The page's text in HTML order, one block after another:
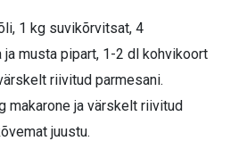
1 kg suvikõrvitsat, 4
ja musta pipart, 1-2 dl kohvikoort
riivitud parmesani.
makarone ja värskelt riivitud
juustu.